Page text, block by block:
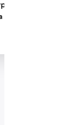
фундамент.